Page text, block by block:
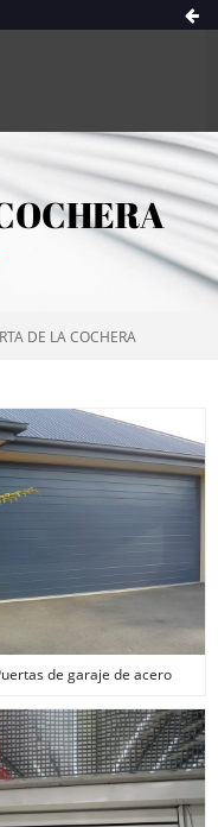
DE LA COCHERA
de garaje de acero